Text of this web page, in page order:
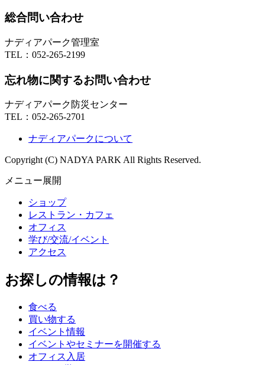
総合問い合わせ
ナディアパーク管理室
TEL： 052-265-2199
忘れ物に関するお問い合わせ
ナディアパーク防災センター
TEL： 052-265-2701
ナディアパークについて
Copyright (C) NADYA PARK All Rights Reserved.
メニュー展開
ショップ
レストラン・カフェ
オフィス
学び/交流/イベント
アクセス
お探しの情報は？
食べる
買い物する
イベント情報
イベントやセミナーを開催する
オフィス入居